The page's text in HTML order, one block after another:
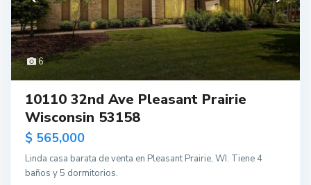
6
10110 32nd Ave Pleasant Prairie
Wisconsin 53158
$ 565,000
Linda casa barata de venta en Pleasant Prairie, WI. Tiene 4
baños y 5 dormitorios.